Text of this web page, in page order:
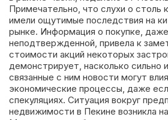
Примечательно, что слухи о столь
имели ощутимые последствия на
рынке. Информация о покупке,
неподтвержденной, привела к
стоимости акций некоторых
демонстрирует, насколько сильно
связанные с ним новости могут
экономические процессы, даже
спекуляциях. Ситуация вокруг
недвижимости в Пекине возникла